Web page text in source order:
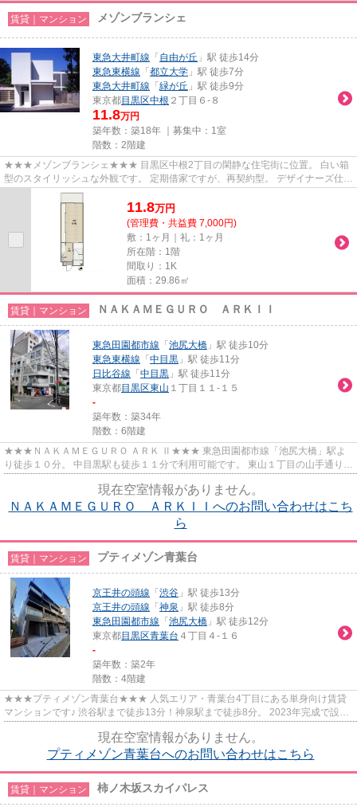
賃貸｜マンション メゾンブランシェ
東急大井町線 「 自由が丘 」駅 徒歩14分
東急東横線 「 都立大学 」駅 徒歩7分
東急大井町線 「 緑が丘 」駅 徒歩9分
東京都目黒区中根 ２丁目６-８
11.8万円
築年数：築18年 ｜募集中： 1室
階数：2階建
★★★メゾンブランシェ★★★ 目黒区中根2丁目の閑静な住宅街に位置。 白い箱
型のスタイリッシュな外観です。 定期借家ですが、再契約型。 デザイナーズ仕様
のお部屋に住みたい方、ぜひお問...
11.8万円
(管理費・共益費 7,000円)
敷：1ヶ月｜礼：1ヶ月
所在階：1階
間取り：1K
面積：29.86㎡
賃貸｜マンション ＮＡＫＡＭＥＧＵＲＯ ＡＲＫＩＩ
東急田園都市線 「 池尻大橋 」駅 徒歩10分
東急東横線 「 中目黒 」駅 徒歩11分
日比谷線 「 中目黒 」駅 徒歩11分
東京都目黒区東山 １丁目１１-１５
-
築年数：築34年
階数：6階建
★★★ＮＡＫＡＭＥＧＵＲＯ ＡＲＫ Ⅱ★★★ 東急田園都市線「池尻大橋」駅よ
り徒歩１０分。 中目黒駅も徒歩１１分で利用可能です。 東山１丁目の山手通りか
現在空室情報がありません。
ＮＡＫＡＭＥＧＵＲＯ ＡＲＫＩＩへのお問い合わせはこち
ら
賃貸｜マンション プティメゾン青葉台
京王井の頭線 「 渋谷 」駅 徒歩13分
京王井の頭線 「 神泉 」駅 徒歩8分
東急田園都市線 「 池尻大橋 」駅 徒歩12分
東京都目黒区青葉台 ４丁目４-１６
-
築年数：築2年
階数：4階建
★★★プティメゾン青葉台★★★ 人気エリア・青葉台4丁目にある単身向け賃貸
マンションです♪ 渋谷駅まで徒歩13分！神泉駅まで徒歩8分。 2023年完成で設備
現在空室情報がありません。
プティメゾン青葉台へのお問い合わせはこちら
賃貸｜マンション 柿ノ木坂スカイパレス